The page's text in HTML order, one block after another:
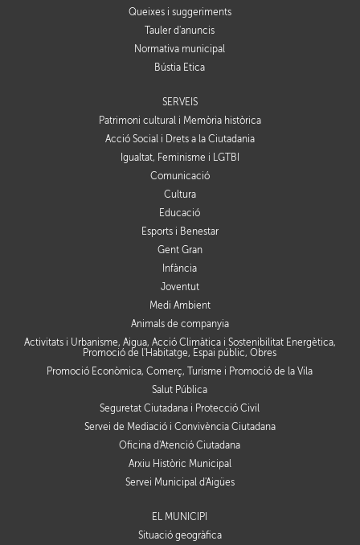
Queixes i suggeriments
Tauler d'anuncis
Normativa municipal
Bústia Ètica
SERVEIS
Patrimoni cultural i Memòria històrica
Acció Social i Drets a la Ciutadania
Igualtat, Feminisme i LGTBI
Comunicació
Cultura
Educació
Esports i Benestar
Gent Gran
Infància
Joventut
Medi Ambient
Animals de companyia
Activitats i Urbanisme, Aigua, Acció Climàtica i Sostenibilitat Energètica,
Promoció de l'Habitatge, Espai públic, Obres
Promoció Econòmica, Comerç, Turisme i Promoció de la Vila
Salut Pública
Seguretat Ciutadana i Protecció Civil
Servei de Mediació i Convivència Ciutadana
Oficina d'Atenció Ciutadana
Arxiu Històric Municipal
Servei Municipal d'Aigües
EL MUNICIPI
Situació geogràfica